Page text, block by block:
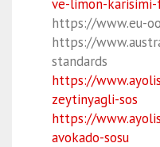
ve-limon-
https://www.eu-
https://
standards
https://
zeytinyagli-sos
https://
avokado-sosu